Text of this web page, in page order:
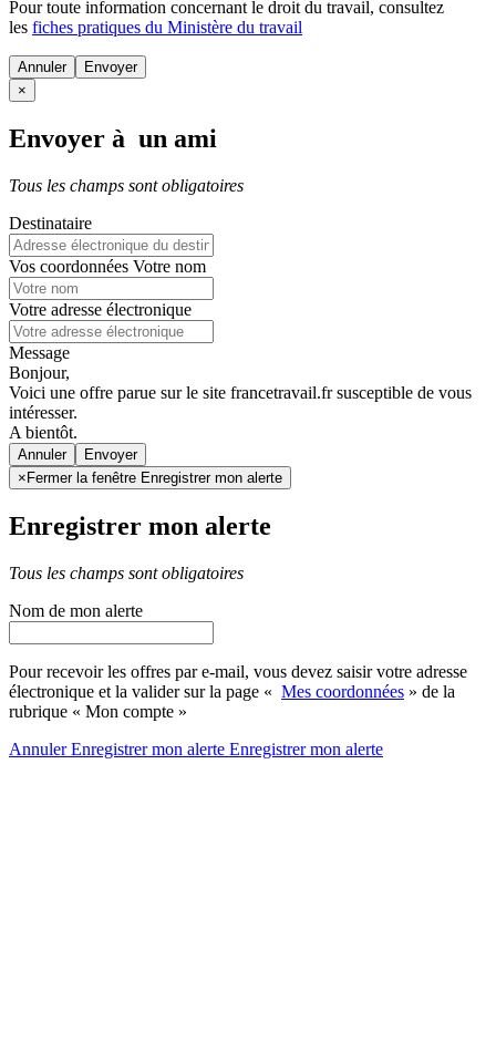
Pour toute information concernant le droit du travail, consultez
les fiches pratiques du Ministère du travail
Annuler
×
Envoyer à un ami
Tous les champs sont obligatoires
Destinataire
Vos coordonnées Votre nom
Votre adresse électronique
Message
Bonjour,
Voici une offre parue sur le site francetravail.fr susceptible de vous
intéresser.
A bientôt.
Annuler
× Fermer la fenêtre Enregistrer mon alerte
Enregistrer mon alerte
Tous les champs sont obligatoires
Nom de mon alerte
Pour recevoir les offres par e-mail, vous devez saisir votre adresse
électronique et la valider sur la page « Mes coordonnées » de la
rubrique « Mon compte »
AnnulerEnregistrer mon alerte Enregistrermon alerte